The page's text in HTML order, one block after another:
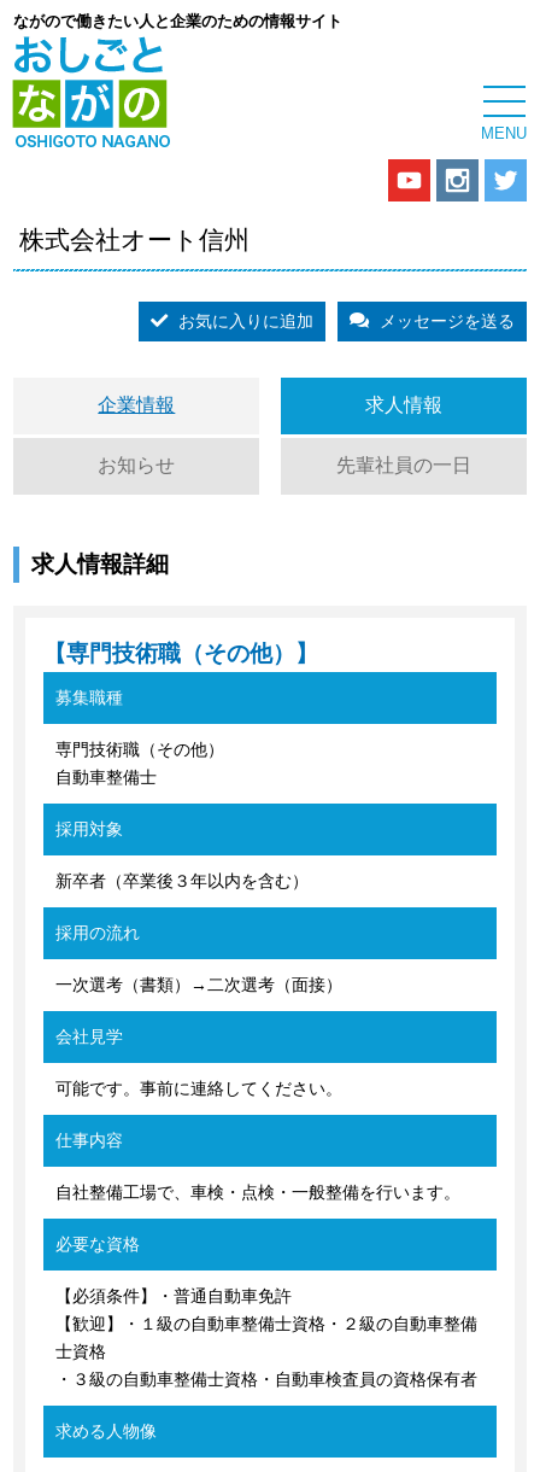
ながので働きたい人と企業のための情報サイト
株式会社オート信州
お気に入りに追加 メッセージを送る
企業情報 求人情報
お知らせ 先輩社員の一日
求人情報詳細
【専門技術職（その他）】
募集職種
専門技術職（その他）
自動車整備士
採用対象
新卒者（卒業後３年以内を含む）
採用の流れ
一次選考（書類）→二次選考（面接）
会社見学
可能です。事前に連絡してください。
仕事内容
自社整備工場で、車検・点検・一般整備を行います。
必要な資格
【必須条件】・普通自動車免許
【歓迎】・１級の自動車整備士資格・２級の自動車整備
士資格
・３級の自動車整備士資格・自動車検査員の資格保有者
求める人物像